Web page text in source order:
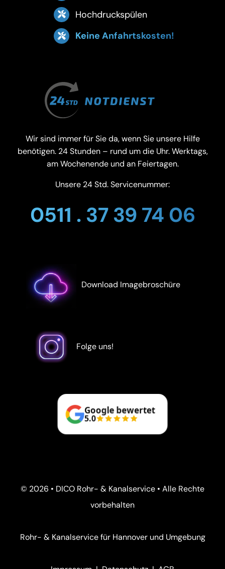
Hochdruckspülen
Keine Anfahrtskosten!
Wir sind immer für Sie da, wenn Sie unsere Hilfe
benötigen. 24 Stunden – rund um die Uhr. Werktags,
am Wochenende und an Feiertagen.
Unsere 24 Std. Servicenummer:
0511 . 37 39 74 06
Download Imagebroschüre
Folge uns!
Google bewertet
5.0
© 2026 • DICO Rohr- & Kanalservice • Alle Rechte
vorbehalten
Rohr- & Kanalservice für Hannover und Umgebung